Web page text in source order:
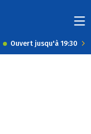
Ouvert jusqu'à 19:30